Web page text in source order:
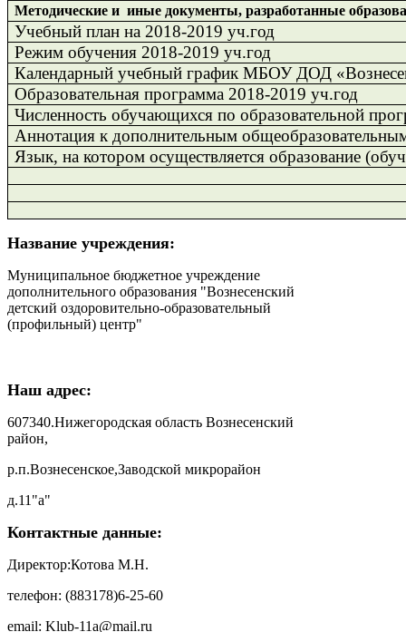
Методические и иные документы, разработанные
Учебный план на 2018-2019 уч.год
Режим обучения 2018-2019 уч.год
Календарный учебный график МБОУ ДОД
Образовательная программа 2018-2019 уч.год
Численность обучающихся по образовательной
Аннотация к дополнительным
Язык, на котором осуществляется образование
Название учреждения:
Муниципальное бюджетное учреждение
дополнительного образования "Вознесенский
детский оздоровительно-образовательный
(профильный) центр"
Наш адрес:
607340.Нижегородская область Вознесенский
район,
р.п.Вознесенское,Заводской микрорайон
д.11"а"
Контактные данные:
Директор:Котова М.Н.
телефон: (883178)6-25-60
email: Klub-11a@mail.ru